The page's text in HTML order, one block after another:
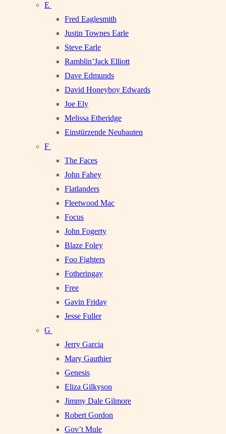
E
Fred Eaglesmith
Justin Townes Earle
Steve Earle
Ramblin’Jack Elliott
Dave Edmunds
David Honeyboy Edwards
Joe Ely
Melissa Etheridge
Einstürzende Neubauten
F
The Faces
John Fahey
Flatlanders
Fleetwood Mac
Focus
John Fogerty
Blaze Foley
Foo Fighters
Fotheringay
Free
Gavin Friday
Jesse Fuller
G
Jerry Garcia
Mary Gauthier
Genesis
Eliza Gilkyson
Jimmy Dale Gilmore
Robert Gordon
Gov’t Mule